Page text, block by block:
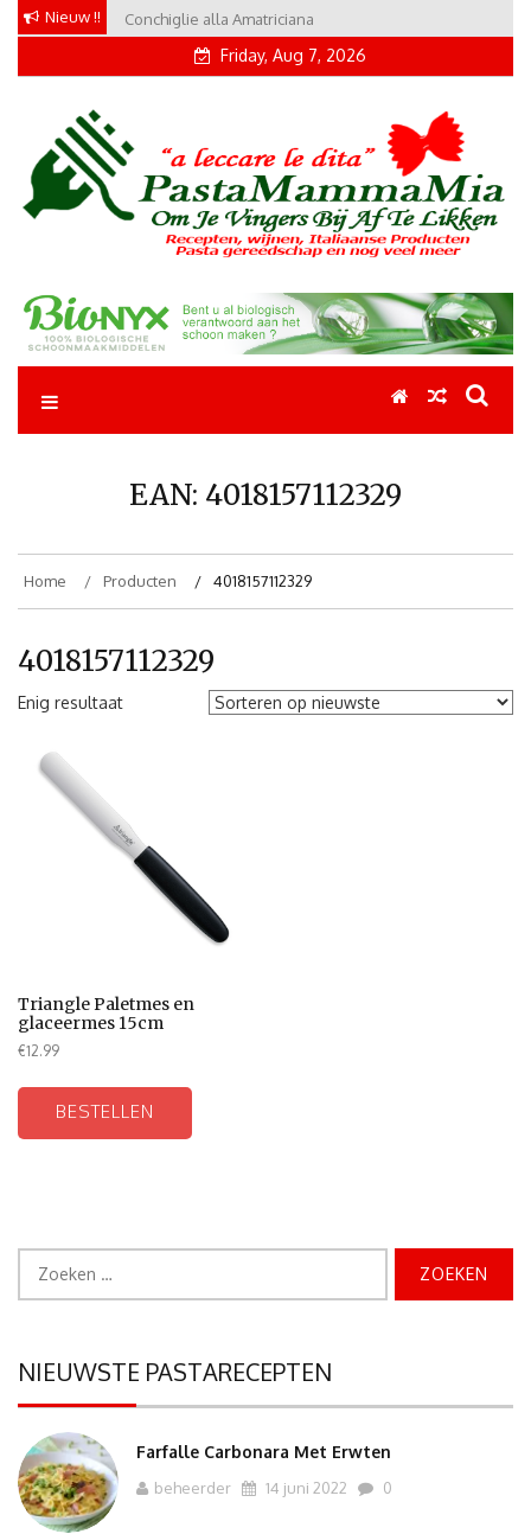
Skip
Nieuw !! Conchiglie alla Amatriciana
Friday, Aug 7, 2026
Pastamammamia
Pastarecepten om je vingers bij af te likken
EAN: 4018157112329
Home Producten 4018157112329
4018157112329
Enig resultaat
Triangle Paletmes en
glaceermes 15cm
€12.99
BESTELLEN
naar:
NIEUWSTE PASTARECEPTEN
Farfalle Carbonara Met Erwten
beheerder 14 juni 2022 0